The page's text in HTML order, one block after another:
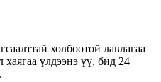
холбоотой лавлагаа
үлдээнэ үү, бид 24